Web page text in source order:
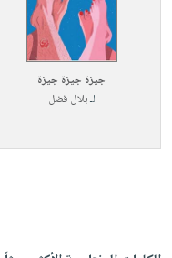
جيزة جيزة جيزة
لـبلال فضل